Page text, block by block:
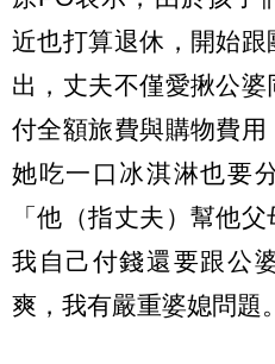
近也打算退休，開始
出，丈夫不僅愛揪公
付全額旅費與購物費
她吃一口冰淇淋也要
「他（指丈夫）幫他
我自己付錢還要跟公
爽，我有嚴重婆媳問題